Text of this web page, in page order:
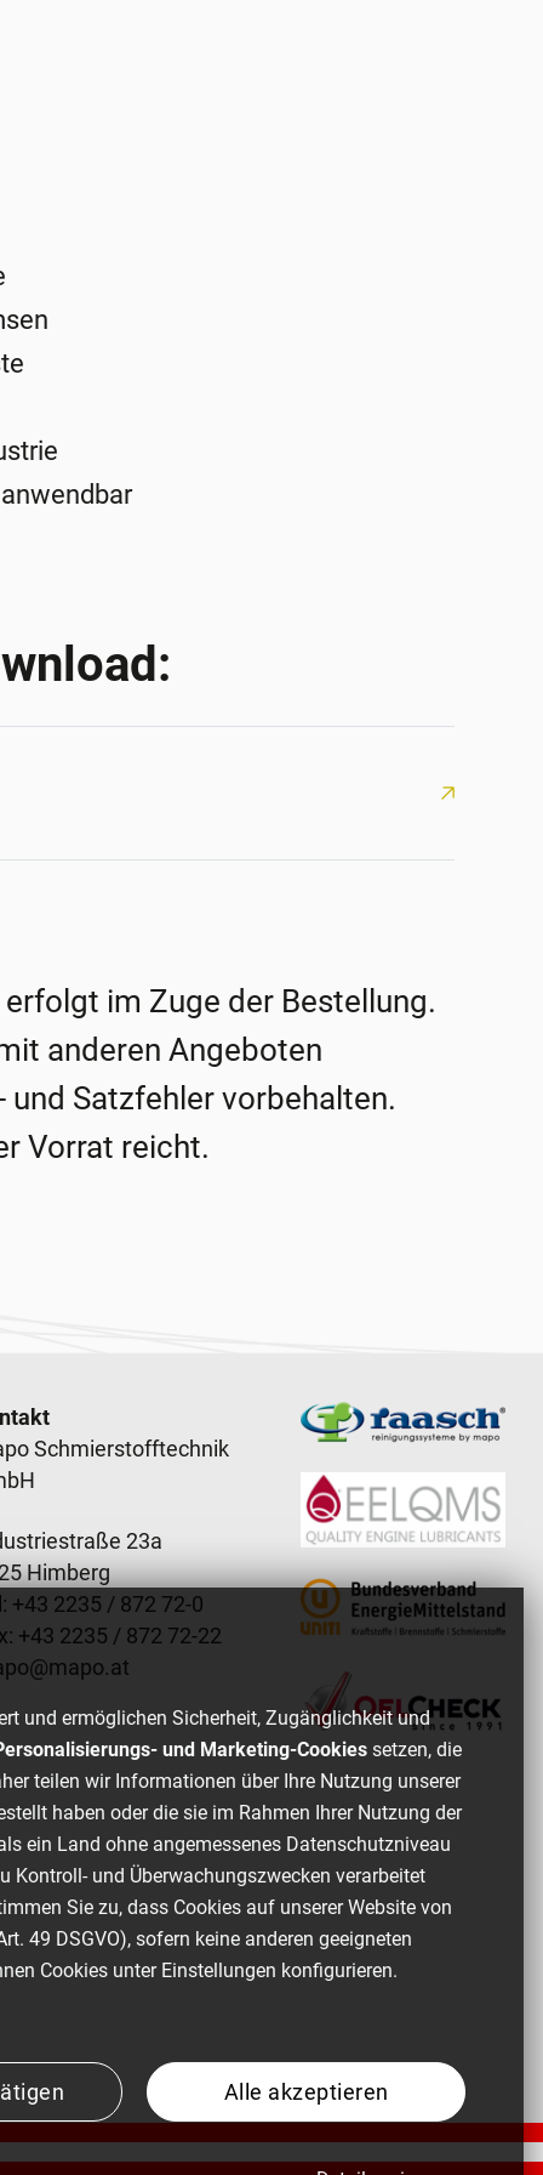
im Zuge der Bestellung.
anderen Angeboten
Satzfehler vorbehalten.
Vorrat reicht.
content
Schmierstofftechnik
23a
Himberg
+43 2235 / 872 72-0
+43 2235 / 872 72-22
@mapo.at
und ermöglichen Sicherheit, Zugänglichkeit und
und Marketing-Cookies setzen, die
teilen wir Informationen über Ihre Nutzung unserer
haben oder die sie im Rahmen Ihrer Nutzung der
ein Land ohne angemessenes Datenschutzniveau
Kontroll- und Überwachungszwecken verarbeitet
Sie zu, dass Cookies auf unserer Website von
49 DSGVO), sofern keine anderen geeigneten
Cookies unter Einstellungen konfigurieren.
Alle akzeptieren